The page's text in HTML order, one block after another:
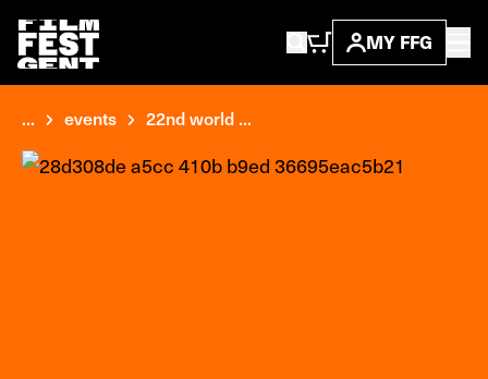
MY FFG
... events 22nd world ...